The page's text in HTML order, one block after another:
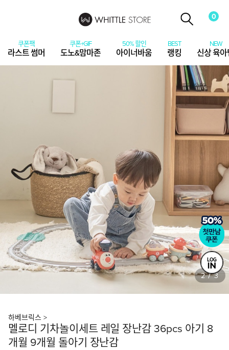
0
라스트 썸머 도노&맘마존 아이너바움 랭킹 신상 육
3/3
하베브릭스 >
멜로디 기차놀이세트 레일 장난감 36pcs 아기 8
개월 9개월 돌아기 장난감